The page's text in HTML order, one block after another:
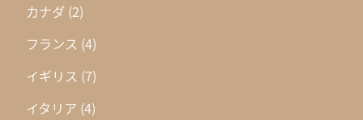
カナダ (2)
フランス (4)
イギリス (7)
イタリア (4)